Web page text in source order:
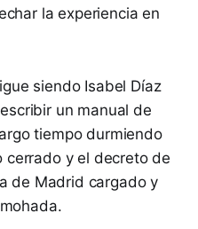
la experiencia en
siendo Isabel Díaz
un manual de
tiempo durmiendo
cerrado y el decreto de
de Madrid cargado y